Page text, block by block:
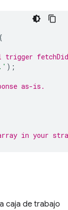
trigger
);
as-is.
in your
caja de trabajo